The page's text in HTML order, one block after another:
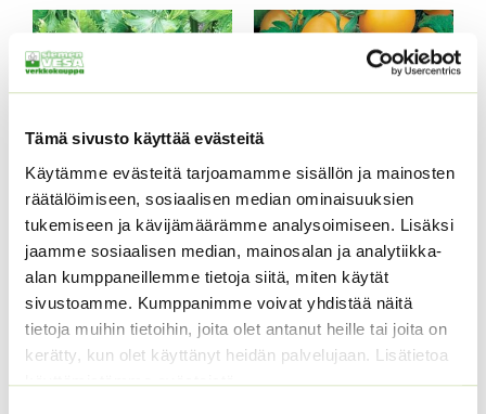
Tämä sivusto käyttää evästeitä
Käytämme evästeitä tarjoamamme sisällön ja mainosten
räätälöimiseen, sosiaalisen median ominaisuuksien
tukemiseen ja kävijämäärämme analysoimiseen. Lisäksi
jaamme sosiaalisen median, mainosalan ja analytiikka-
alan kumppaneillemme tietoja siitä, miten käytät
sivustoamme. Kumppanimme voivat yhdistää näitä
tietoja muihin tietoihin, joita olet antanut heille tai joita on
kerätty, kun olet käyttänyt heidän palvelujaan. Lisätietoa
käyttämistämme evästeistä
Yrttiselleri, eri
pakkauskokoja
saatavilla
2,50€ – 25,00€Hintaluokka:
2,50 €
-
Sisältää
arvonlisäveron
Tomaatti Goldene
Königin Sperli
valmispussi
5,50€
Alkuperäinen
4,99
Nykyinen
Sisältää